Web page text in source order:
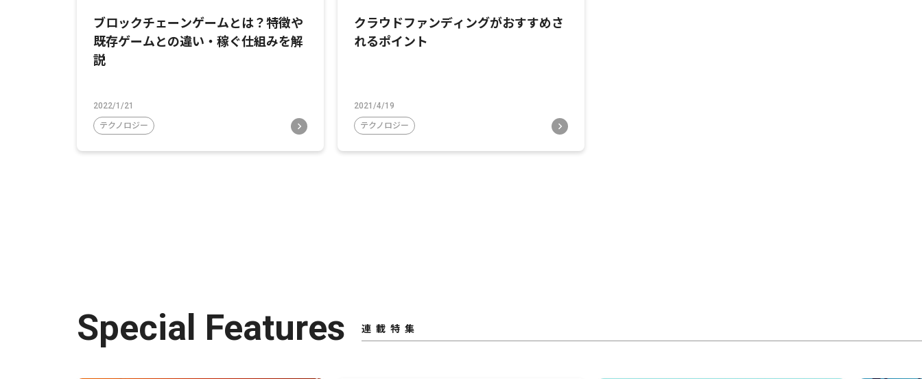
ブロックチェーンゲームとは？特徴や
既存ゲームとの違い・稼ぐ仕組みを解
説
2022/1/21
テクノロジー
クラウドファンディングがおすすめさ
れるポイント
2021/4/19
テクノロジー
Special Features 連載特集